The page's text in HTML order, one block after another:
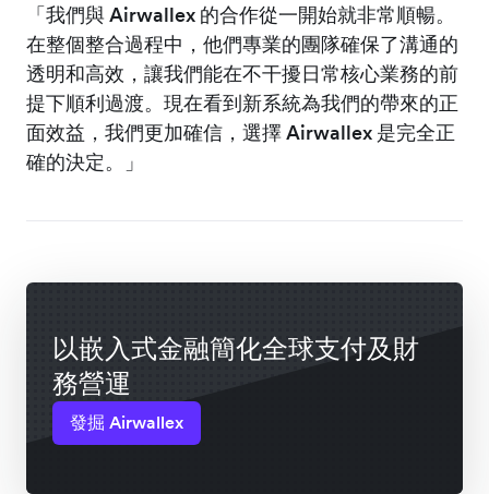
「我們與 Airwallex 的合作從一開始就非常順暢。
在整個整合過程中，他們專業的團隊確保了溝通的
透明和高效，讓我們能在不干擾日常核心業務的前
提下順利過渡。現在看到新系統為我們的帶來的正
面效益，我們更加確信，選擇 Airwallex 是完全正
確的決定。」
以嵌入式金融簡化全球支付及財
務營運
發掘 Airwallex